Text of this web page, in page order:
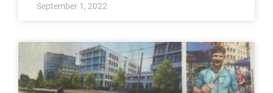
September 1, 2022